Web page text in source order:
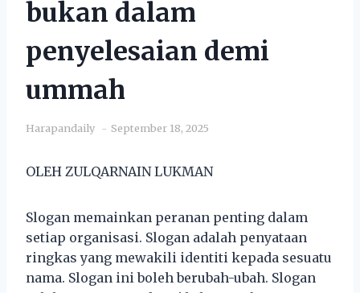
bukan dalam
penyelesaian demi
ummah
Harapandaily September 18, 2025
OLEH ZULQARNAIN LUKMAN
Slogan memainkan peranan penting dalam
setiap organisasi. Slogan adalah penyataan
ringkas yang mewakili identiti kepada sesuatu
nama. Slogan ini boleh berubah-ubah. Slogan